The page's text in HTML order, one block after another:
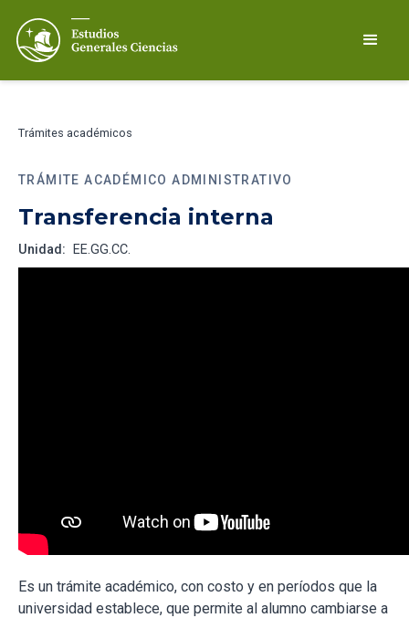
Trámites académicos
TRÁMITE ACADÉMICO ADMINISTRATIVO
Transferencia interna
Unidad: EE.GG.CC.
Es un trámite académico, con costo y en períodos que la
universidad establece, que permite al alumno cambiarse a